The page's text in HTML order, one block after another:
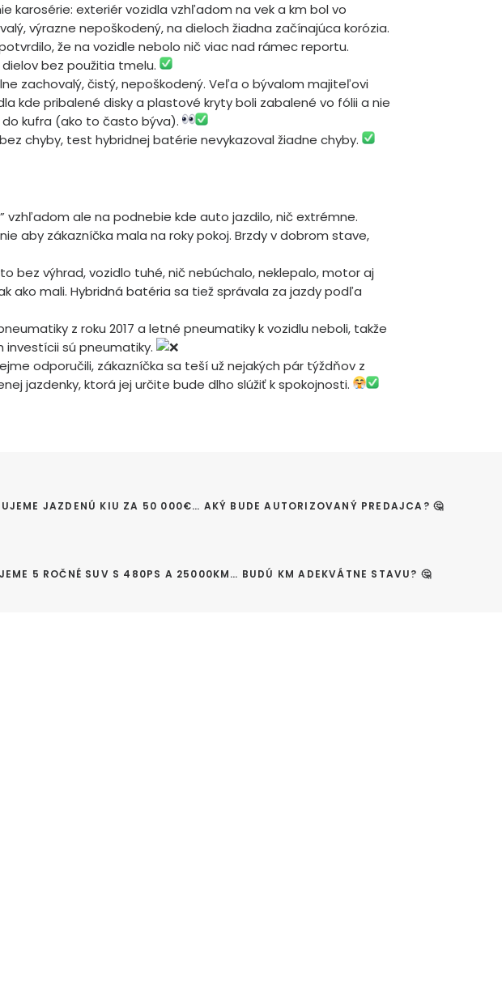
karosérie: exteriér vozidla vzhľadom na vek a km bol vo
výrazne nepoškodený, na dieloch žiadna začínajúca korózia.
že na vozidle nebolo nič viac nad rámec reportu.
bez použitia tmelu.
zachovalý, čistý, nepoškodený. Veľa o bývalom majiteľovi
kde pribalené disky a plastové kryty boli zabalené vo fólii a nie
kufra (ako to často býva).
chyby, test hybridnej batérie nevykazoval žiadne chyby.
vzhľadom ale na podnebie kde auto jazdilo, nič extrémne.
aby zákazníčka mala na roky pokoj. Brzdy v dobrom stave,
bez výhrad, vozidlo tuhé, nič nebúchalo, neklepalo, motor aj
ako mali. Hybridná batéria sa tiež správala za jazdy podľa
z roku 2017 a letné pneumatiky k vozidlu neboli, takže
sú pneumatiky.
odporučili, zákazníčka sa teší už nejakých pár týždňov z
jazdenky, ktorá jej určite bude dlho slúžiť k spokojnosti.
JAZDENÚ KIU ZA 50 000€… AKÝ BUDE AUTORIZOVANÝ PREDAJCA? 🤔
5 ROČNÉ SUV S 480PS A 25000KM… BUDÚ KM ADEKVÁTNE STAVU? 🤔